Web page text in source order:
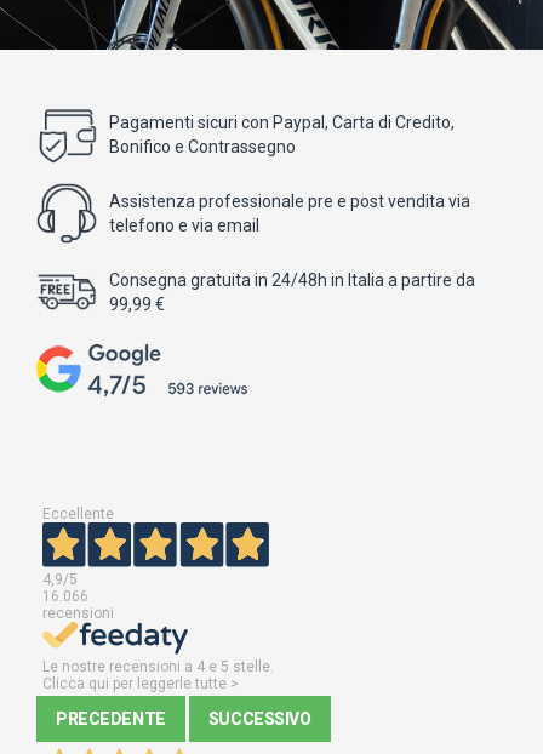
Pagamenti sicuri con Paypal, Carta di Credito,
Bonifico e Contrassegno
Assistenza professionale pre e post vendita via
telefono e via email
Consegna gratuita in 24/48h in Italia a partire da
99,99 €
Eccellente
4,9/5
16.066
recensioni
Le nostre recensioni a 4 e 5 stelle.
Clicca qui per leggerle tutte >
PRECEDENTE SUCCESSIVO